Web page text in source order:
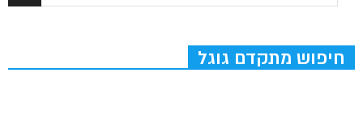
חיפוש מתקדם גוגל